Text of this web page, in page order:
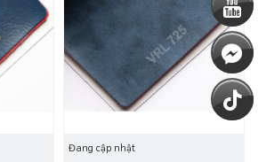
Đang cập nhật